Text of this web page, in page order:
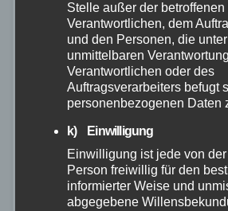
Linienbus in
vollständig
unklar
26. MAI 2025
06:15 Uhr ein Linienbus am
Brand. Nach bisherigen
Feuer im Motorraum aus und
Stelle außer der
Verantwortlichen, dem
und den Personen, die
unmittelbaren
Verantwortlichen oder des
Auftragsverarbeiters befugt
personenbezogenen Daten
k) Einwilligung
Einwilligung ist jede von
Person freiwillig für den
informierter Weise und
abgegebene